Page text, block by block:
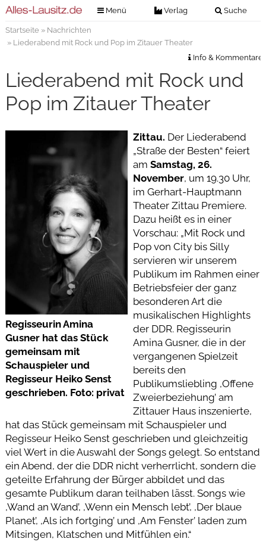
Menü Verlag Suche
Verlag
Kontakt
Impressum
Veranstaltungstickets
Anzeigenannahme
Anzeigensuche
Digitale Ausgaben
Startseite» Nachrichten
» Liederabend mit Rock und Pop im Zitauer Theater
Info & Kommentare
Liederabend mit Rock und
Pop im Zitauer Theater
Regisseurin Amina
Gusner hat das Stück
gemeinsam mit
Schauspieler und
Regisseur Heiko Senst
geschrieben. Foto: privat
Zittau. Der Liederabend
„Straße der Besten“ feiert
am Samstag, 26.
November, um 19.30 Uhr,
im Gerhart-Hauptmann
Theater Zittau Premiere.
Dazu heißt es in einer
Vorschau: „Mit Rock und
Pop von City bis Silly
servieren wir unserem
Publikum im Rahmen einer
Betriebsfeier der ganz
besonderen Art die
musikalischen Highlights
der DDR. Regisseurin
Amina Gusner, die in der
vergangenen Spielzeit
bereits den
Publikumsliebling ,Offene
Zweierbeziehung’ am
Zittauer Haus inszenierte,
hat das Stück gemeinsam mit Schauspieler und
Regisseur Heiko Senst geschrieben und gleichzeitig
viel Wert in die Auswahl der Songs gelegt. So entstand
ein Abend, der die DDR nicht verherrlicht, sondern die
geteilte Erfahrung der Bürger abbildet und das
gesamte Publikum daran teilhaben lässt. Songs wie
,Wand an Wand’, ,Wenn ein Mensch lebt’, ,Der blaue
Planet’, ,Als ich fortging’ und ,Am Fenster’ laden zum
Mitsingen, Klatschen und Mitfühlen ein.“